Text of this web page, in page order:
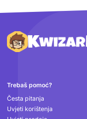
Podnožje
Trebaš pomoć?
Česta pitanja
Uvjeti korištenja